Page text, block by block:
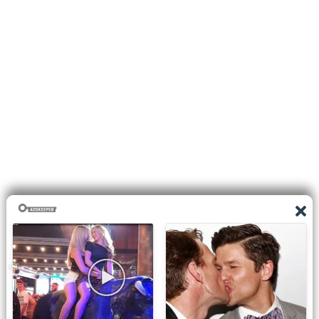
0 shares
Facebook